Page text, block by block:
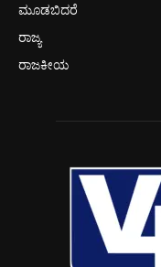
ಮೂಡಬಿದರೆ
ರಾಜ್ಯ
ರಾಜಕೀಯ